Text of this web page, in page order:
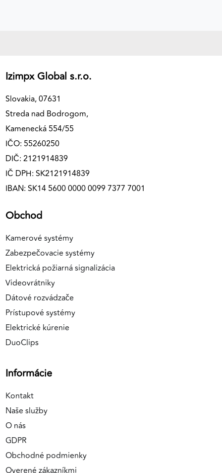
Izimpx Global s.r.o.
Slovakia, 07631
Streda nad Bodrogom,
Kamenecká 554/55
IČO: 55260250
DIČ: 2121914839
IČ DPH: SK2121914839
IBAN: SK14 5600 0000 0099 7377 7001
Obchod
Kamerové systémy
Zabezpečovacie systémy
Elektrická požiarná signalizácia
Videovrátniky
Dátové rozvádzače
Prístupové systémy
Elektrické kúrenie
DuoClips
Informácie
Kontakt
Naše služby
O nás
GDPR
Obchodné podmienky
Overené zákazníkmi